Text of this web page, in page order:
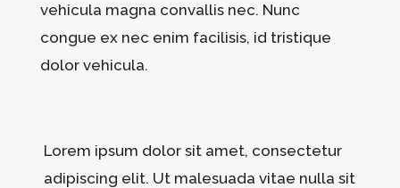
vehicula magna convallis nec. Nunc
congue ex nec enim facilisis, id tristique
dolor vehicula.
Lorem ipsum dolor sit amet, consectetur
adipiscing elit. Ut malesuada vitae nulla sit